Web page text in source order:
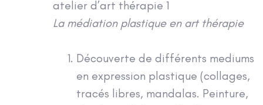
atelier d’art thérapie 1
La médiation plastique en art thérapie
Découverte de différents mediums
en expression plastique (collages,
tracés libres, mandalas. Peinture,